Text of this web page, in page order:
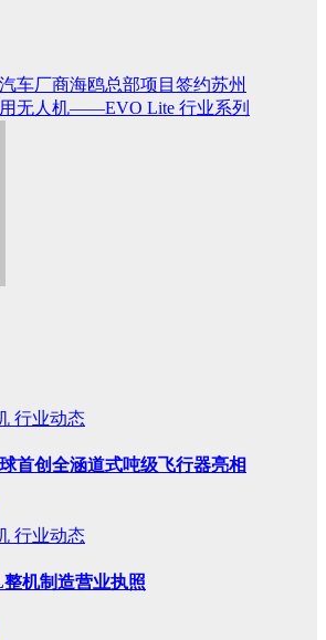
车厂商海鸥总部项目签约苏州
无人机——EVO Lite 行业系列
行业动态
首创全涵道式吨级飞行器亮相
行业动态
机制造营业执照